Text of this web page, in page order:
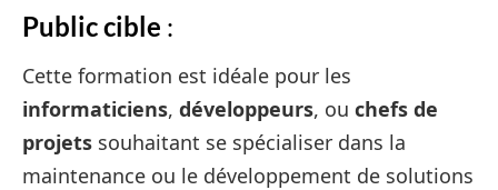
Public cible :
Cette formation est idéale pour les
informaticiens, développeurs, ou chefs de
projets souhaitant se spécialiser dans la
maintenance ou le développement de solutions